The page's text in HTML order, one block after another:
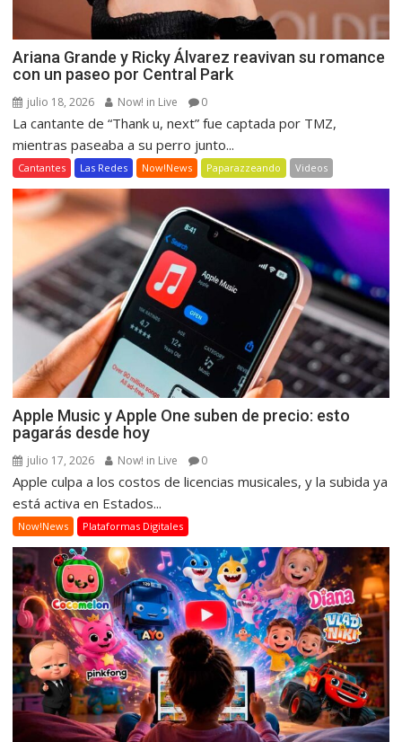
Ariana Grande y Ricky Álvarez reavivan su romance
con un paseo por Central Park
julio 18, 2026 Now! in Live 0
La cantante de “Thank u, next” fue captada por TMZ,
mientras paseaba a su perro junto...
Cantantes Las Redes Now!News Paparazzeando Videos
Apple Music y Apple One suben de precio: esto
pagarás desde hoy
julio 17, 2026 Now! in Live 0
Apple culpa a los costos de licencias musicales, y la subida ya
está activa en Estados...
Now!News Plataformas Digitales